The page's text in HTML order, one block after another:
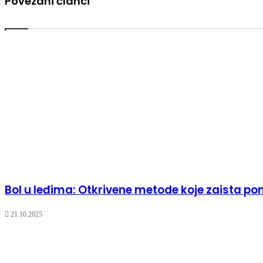
Bol u leđima: Otkrivene metode koje zaista
21.10.2025